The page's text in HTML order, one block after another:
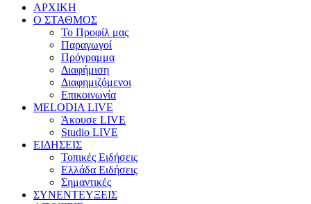
ΑΡΧΙΚΗ
Ο ΣΤΑΘΜΟΣ
Το Προφίλ μας
Παραγωγοί
Πρόγραμμα
Διαφήμιση
Διαφημιζόμενοι
Επικοινωνία
MELODIA LIVE
Άκουσε LIVE
Studio LIVE
ΕΙΔΗΣΕΙΣ
Τοπικές Ειδήσεις
Ελλάδα Ειδήσεις
Σημαντικές
ΣΥΝΕΝΤΕΥΞΕΙΣ